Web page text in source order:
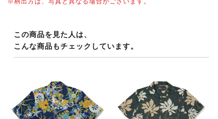
この商品を見た人は、
こんな商品もチェックしています。